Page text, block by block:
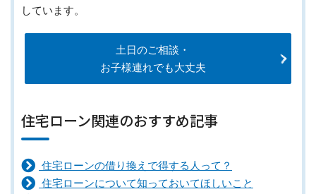
しています。
土日のご相談・
お子様連れでも大丈夫
住宅ローン関連のおすすめ記事
住宅ローンの借り換えで得する人って？
住宅ローンについて知っておいてほしいこと